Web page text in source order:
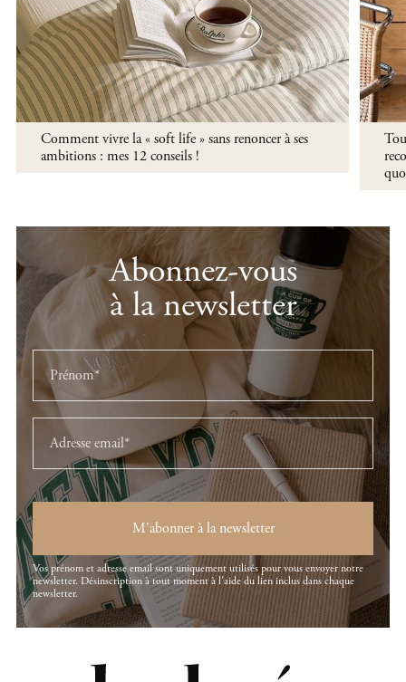
Comment vivre la « soft life » sans renoncer à ses
ambitions : mes 12 conseils !
Abonnez-vous
à la newsletter
M'abonner à la newsletter
Vos prénom et adresse email sont uniquement utilisés pour vous envoyer notre
newsletter. Désinscription à tout moment à l'aide du lien inclus dans chaque
newsletter.